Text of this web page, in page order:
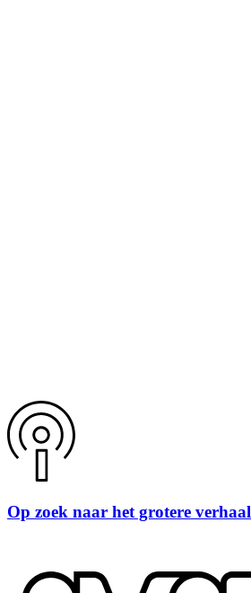
Op zoek naar het grotere verhaal